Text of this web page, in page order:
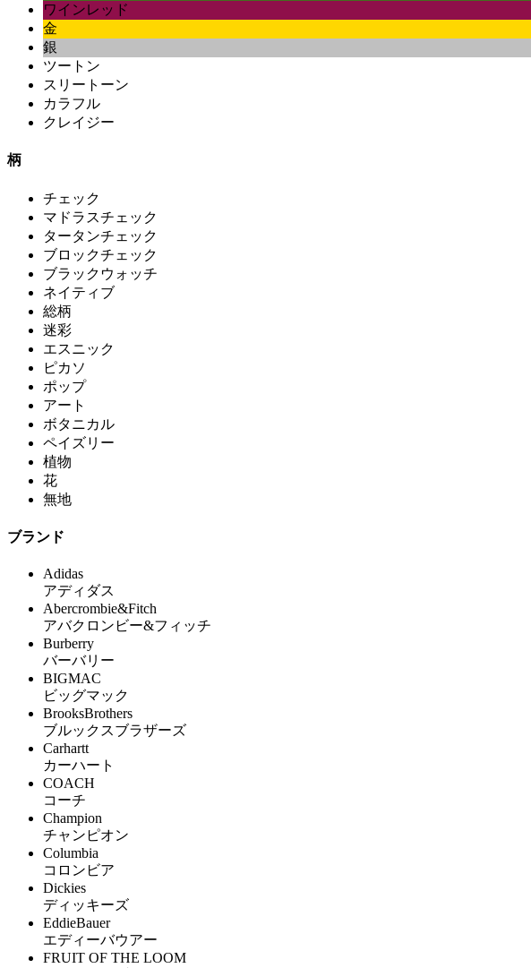
ワインレッド
金
銀
ツートン
スリートーン
カラフル
クレイジー
柄
チェック
マドラスチェック
タータンチェック
ブロックチェック
ブラックウォッチ
ネイティブ
総柄
迷彩
エスニック
ピカソ
ポップ
アート
ボタニカル
ペイズリー
植物
花
無地
ブランド
Adidas
アディダス
Abercrombie&Fitch
アバクロンビー&フィッチ
Burberry
バーバリー
BIGMAC
ビッグマック
BrooksBrothers
ブルックスブラザーズ
Carhartt
カーハート
COACH
コーチ
Champion
チャンピオン
Columbia
コロンビア
Dickies
ディッキーズ
EddieBauer
エディーバウアー
FRUIT OF THE LOOM